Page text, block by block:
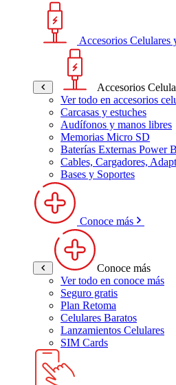
Accesorios Celulares
Accesorios
Ver todo en accesorios
Carcasas y estuches
Audífonos y manos libres
Memorias Micro SD
Baterías Externas Power
Cables, Cargadores,
Bases y Soportes
Conoce más
Conoce más
Ver todo en conoce más
Seguro gratis
Plan Retoma
Celulares Baratos
Lanzamientos Celulares
SIM Cards